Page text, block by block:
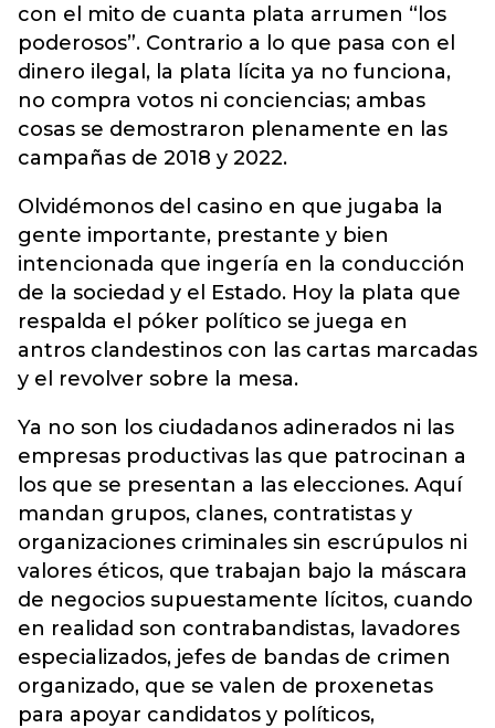
con el mito de cuanta plata arrumen “los
poderosos”. Contrario a lo que pasa con el
dinero ilegal, la plata lícita ya no funciona,
no compra votos ni conciencias; ambas
cosas se demostraron plenamente en las
campañas de 2018 y 2022.
Olvidémonos del casino en que jugaba la
gente importante, prestante y bien
intencionada que ingería en la conducción
de la sociedad y el Estado. Hoy la plata que
respalda el póker político se juega en
antros clandestinos con las cartas marcadas
y el revolver sobre la mesa.
Ya no son los ciudadanos adinerados ni las
empresas productivas las que patrocinan a
los que se presentan a las elecciones. Aquí
mandan grupos, clanes, contratistas y
organizaciones criminales sin escrúpulos ni
valores éticos, que trabajan bajo la máscara
de negocios supuestamente lícitos, cuando
en realidad son contrabandistas, lavadores
especializados, jefes de bandas de crimen
organizado, que se valen de proxenetas
para apoyar candidatos y políticos,